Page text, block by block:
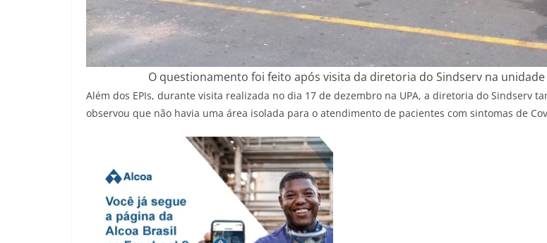
O questionamento foi feito após visita da diretoria do Sindserv na unidade
Além dos EPIs, durante visita realizada no dia 17 de dezembro na UPA, a diretoria do Sindserv
observou que não havia uma área isolada para o atendimento de pacientes com sintomas de